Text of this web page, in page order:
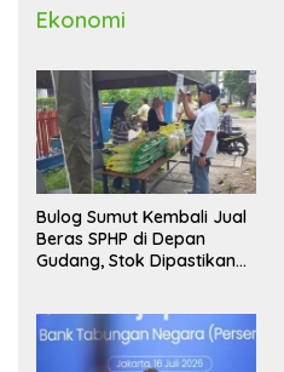
Ekonomi
Bulog Sumut Kembali Jual
Beras SPHP di Depan
Gudang, Stok Dipastikan